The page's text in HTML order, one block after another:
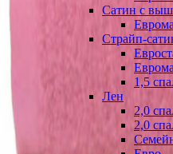
Сатин с
Страйп-
1,5
Лен
2,0
2,0